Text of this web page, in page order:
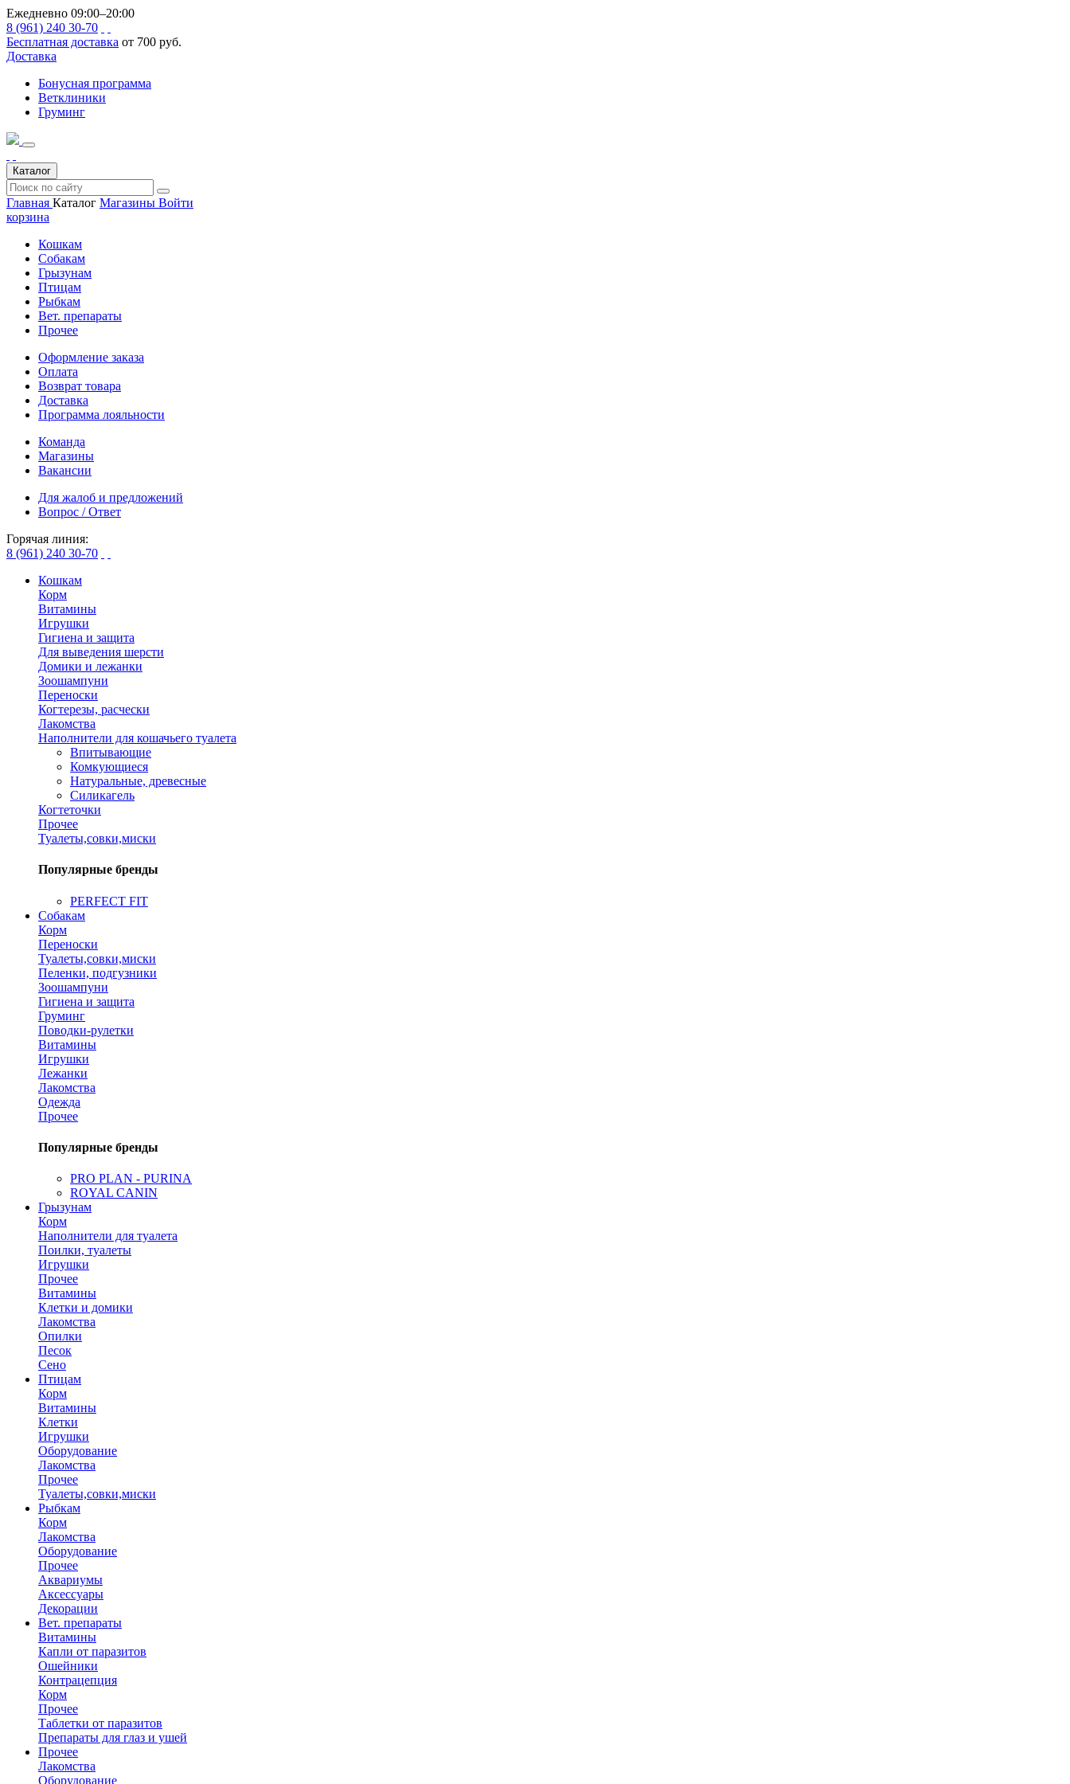
Ежедневно 09:00–20:00
8 (961) 240 30-70
Бесплатная доставка от 700 руб.
Доставка
Бонусная программа
Ветклиники
Груминг
Каталог
Главная Каталог Магазины Войти
корзина
Кошкам
Собакам
Грызунам
Птицам
Рыбкам
Вет. препараты
Прочее
Оформление заказа
Оплата
Возврат товара
Доставка
Программа лояльности
Команда
Магазины
Вакансии
Для жалоб и предложений
Вопрос / Ответ
Горячая линия:
8 (961) 240 30-70
Кошкам
Корм
Витамины
Игрушки
Гигиена и защита
Для выведения шерсти
Домики и лежанки
Зоошампуни
Переноски
Когтерезы, расчески
Лакомства
Наполнители для кошачьего туалета
Впитывающие
Комкующиеся
Натуральные, древесные
Силикагель
Когтеточки
Прочее
Туалеты,совки,миски
Популярные бренды
PERFECT FIT
Собакам
Корм
Переноски
Туалеты,совки,миски
Пеленки, подгузники
Зоошампуни
Гигиена и защита
Груминг
Поводки-рулетки
Витамины
Игрушки
Лежанки
Лакомства
Одежда
Прочее
Популярные бренды
PRO PLAN - PURINA
ROYAL CANIN
Грызунам
Корм
Наполнители для туалета
Поилки, туалеты
Игрушки
Прочее
Витамины
Клетки и домики
Лакомства
Опилки
Песок
Сено
Птицам
Корм
Витамины
Клетки
Игрушки
Оборудование
Лакомства
Прочее
Туалеты,совки,миски
Рыбкам
Корм
Лакомства
Оборудование
Прочее
Аквариумы
Аксессуары
Декорации
Вет. препараты
Витамины
Капли от паразитов
Ошейники
Контрацепция
Корм
Прочее
Таблетки от паразитов
Препараты для глаз и ушей
Прочее
Лакомства
Оборудование